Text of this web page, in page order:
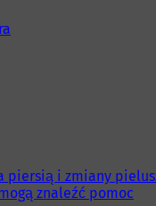
piersią i zmiany
znaleźć pomoc